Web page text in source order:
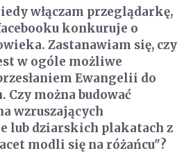
włączam przeglądarkę,
konkuruje o
Zastanawiam się, czy
w ogóle możliwe
Ewangelii do
Czy można budować
wzruszających
lub dziarskich plakatach z
modli się na różańcu"?